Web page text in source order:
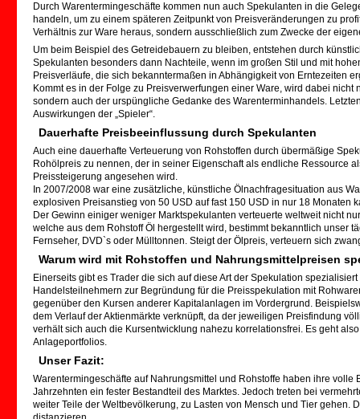
Durch Warentermingeschäfte kommen nun auch Spekulanten in die
handeln, um zu einem späteren Zeitpunkt von Preisveränderungen zu
Verhältnis zur Ware heraus, sondern ausschließlich zum Zwecke der
Um beim Beispiel des Getreidebauern zu bleiben, entstehen durch
Spekulanten besonders dann Nachteile, wenn im großen Stil und mit
Preisverläufe, die sich bekanntermaßen in Abhängigkeit von Erntezeiten
Kommt es in der Folge zu Preisverwerfungen einer Ware, wird dabei
sondern auch der urspüngliche Gedanke des Warenterminhandels.
Auswirkungen der „Spieler“.
Dauerhafte Preisbeeinflussung durch Spekulanten
Auch eine dauerhafte Verteuerung von Rohstoffen durch übermäßige
Rohölpreis zu nennen, der in seiner Eigenschaft als endliche Ressource
Preissteigerung angesehen wird.
In 2007/2008 war eine zusätzliche, künstliche Ölnachfragesituation aus
explosiven Preisanstieg von 50 USD auf fast 150 USD in nur 18 Monaten
Der Gewinn einiger weniger Marktspekulanten verteuerte weltweit nicht
welche aus dem Rohstoff Öl hergestellt wird, bestimmt bekanntlich unser
Fernseher, DVD`s oder Mülltonnen. Steigt der Ölpreis, verteuern sich
Warum wird mit Rohstoffen und Nahrungsmittelpreisen
Einerseits gibt es Trader die sich auf diese Art der Spekulation
Handelsteilnehmern zur Begründung für die Preisspekulation mit
gegenüber den Kursen anderer Kapitalanlagen im Vordergrund.
dem Verlauf der Aktienmärkte verknüpft, da der jeweiligen Preisfindung
verhält sich auch die Kursentwicklung nahezu korrelationsfrei. Es geht
Anlageportfolios.
Unser Fazit:
Warentermingeschäfte auf Nahrungsmittel und Rohstoffe haben ihre
Jahrzehnten ein fester Bestandteil des Marktes. Jedoch treten bei
weiter Teile der Weltbevölkerung, zu Lasten von Mensch und Tier gehen.